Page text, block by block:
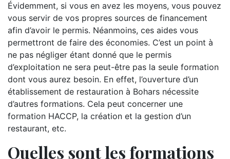
Évidemment, si vous en avez les moyens, vous pouvez
vous servir de vos propres sources de financement
afin d’avoir le permis. Néanmoins, ces aides vous
permettront de faire des économies. C’est un point à
ne pas négliger étant donné que le permis
d’exploitation ne sera peut-être pas la seule formation
dont vous aurez besoin. En effet, l’ouverture d’un
établissement de restauration à Bohars nécessite
d’autres formations. Cela peut concerner une
formation HACCP, la création et la gestion d’un
restaurant, etc.
Quelles sont les formations